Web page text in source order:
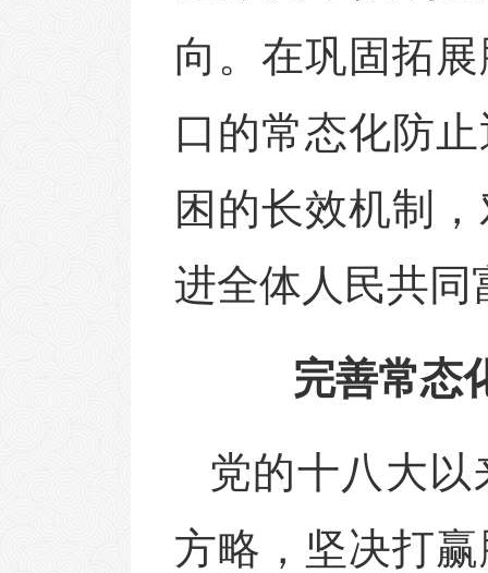
向。在巩固拓
口的常态化防
困的长效机制
进全体人民共同
完善常态
党的十八大
方略，坚决打